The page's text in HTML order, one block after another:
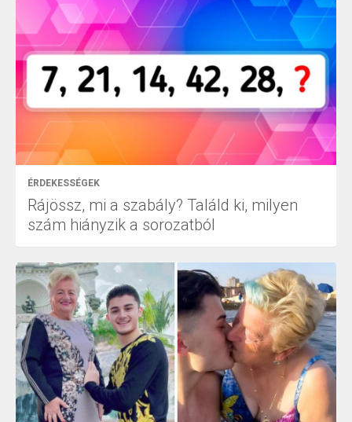
ÉRDEKESSÉGEK
Rájössz, mi a szabály? Találd ki, milyen
szám hiányzik a sorozatból